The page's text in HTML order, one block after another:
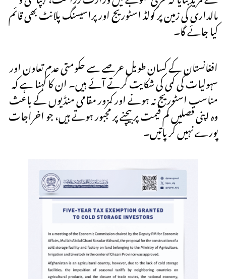
مالداری کی زمین پر کولڈ اسٹوریج اور پراسیسنگ پلانٹ بھی قائم
کیا جائے گا۔
افغانستان کے کسان طویل عرصے سے حکومتی عدم تعاون اور
سہولیات کی کمی کی شکایت کرتے آئے ہیں۔ ان کا کہنا ہے کہ
مناسب اسٹوریج نہ ہونے اور کمزور مقامی منڈیوں کے باعث
وہ اپنی فصلیں کم قیمت پر بیچنے پر مجبور ہوتے ہیں، جو اخراجات
پورے نہیں کر پاتیں۔